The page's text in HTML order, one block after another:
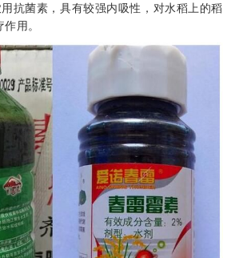
抗菌素，具有较强内吸性，对水稻上的稻
用。